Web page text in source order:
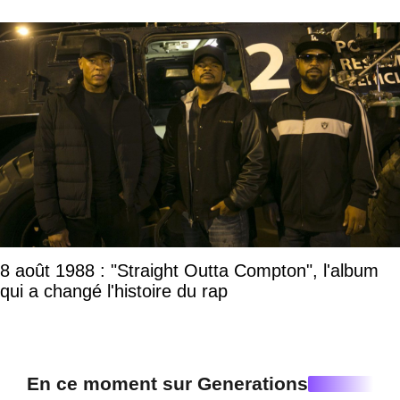
8 août 1988 : "Straight Outta Compton", l'album
qui a changé l'histoire du rap
En ce moment sur Generations